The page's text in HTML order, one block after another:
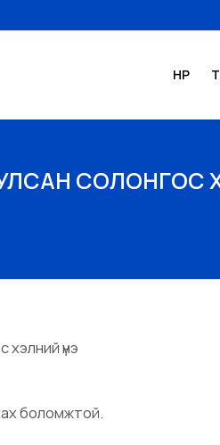
НҮҮР
СОЛОНГОС
үнэ
боломжтой.